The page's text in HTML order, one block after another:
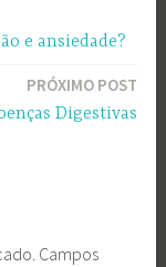
e ansiedade?
PRÓXIMO POST
Digestivas
Campos